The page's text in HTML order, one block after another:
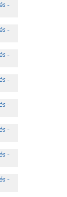
-
-
-
-
-
-
-
-